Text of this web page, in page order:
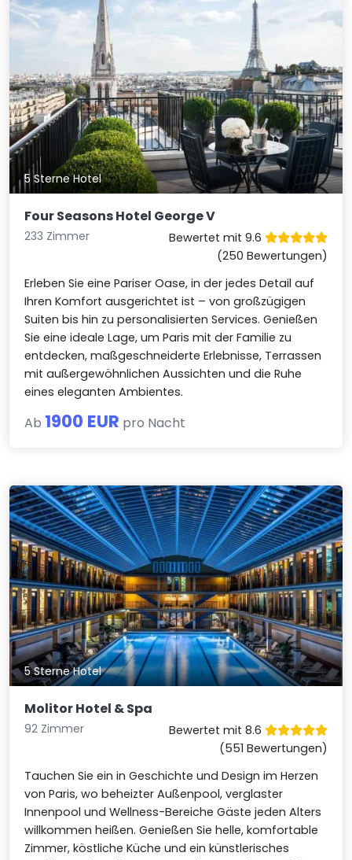
5 Sterne Hotel
Four Seasons Hotel George V
233 Zimmer
Bewertet mit 9.6
(250 Bewertungen)
Erleben Sie eine Pariser Oase, in der jedes Detail auf
Ihren Komfort ausgerichtet ist – von großzügigen
Suiten bis hin zu personalisierten Services. Genießen
Sie eine ideale Lage, um Paris mit der Familie zu
entdecken, maßgeschneiderte Erlebnisse, Terrassen
mit außergewöhnlichen Aussichten und die Ruhe
eines eleganten Ambientes.
Ab 1900 EUR pro Nacht
5 Sterne Hotel
Molitor Hotel & Spa
92 Zimmer
Bewertet mit 8.6
(551 Bewertungen)
Tauchen Sie ein in Geschichte und Design im Herzen
von Paris, wo beheizter Außenpool, verglaster
Innenpool und Wellness-Bereiche Gäste jeden Alters
willkommen heißen. Genießen Sie helle, komfortable
Zimmer, köstliche Küche und ein künstlerisches